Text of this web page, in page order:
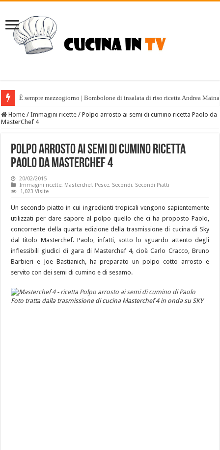
È sempre mezzogiorno | Bombolone di insalata di riso ricetta Andrea
Home / Immagini ricette / Polpo arrosto ai semi di cumino ricetta Paolo da
MasterChef 4
Polpo arrosto ai semi di cumino ricetta
Paolo da MasterChef 4
20/02/2015
Immagini ricette, Masterchef, Pesce, Secondi, Secondi Piatti
1,023 Visite
Un secondo piatto in cui ingredienti tropicali vengono sapientemente
utilizzati per dare sapore al polpo quello che ci ha proposto Paolo,
concorrente della quarta edizione della trasmissione di cucina di Sky
dal titolo Masterchef. Paolo, infatti, sotto lo sguardo attento degli
inflessibili giudici di gara di Masterchef 4, cioè Carlo Cracco, Bruno
Barbieri e Joe Bastianich, ha preparato un polpo cotto arrosto e
servito con dei semi di cumino e di sesamo.
Foto tratta dalla trasmissione di cucina Masterchef 4 in onda su SKY